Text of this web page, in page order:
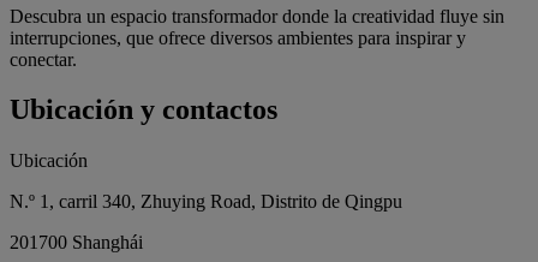
Descubra un espacio transformador donde la creatividad fluye sin
interrupciones, que ofrece diversos ambientes para inspirar y
conectar.
Ubicación y contactos
Ubicación
N.º 1, carril 340, Zhuying Road, Distrito de Qingpu
201700 Shanghái